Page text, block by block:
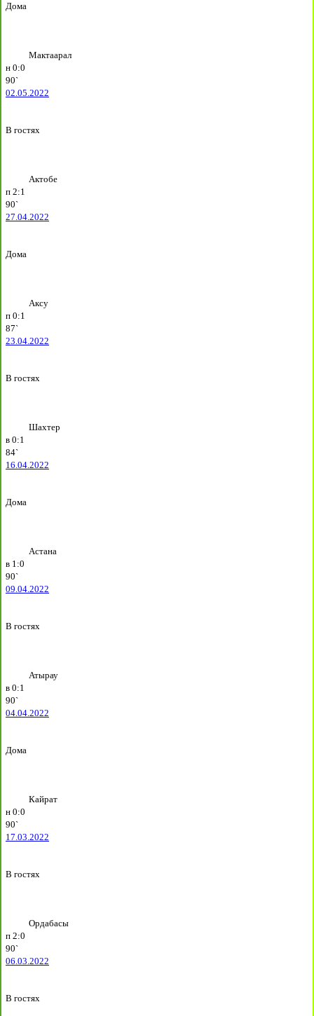
Дома
Мактаарал
н 0:0
90`
02.05.2022
В гостях
Актобе
п 2:1
90`
27.04.2022
Дома
Аксу
п 0:1
87`
23.04.2022
В гостях
Шахтер
в 0:1
84`
16.04.2022
Дома
Астана
в 1:0
90`
09.04.2022
В гостях
Атырау
в 0:1
90`
04.04.2022
Дома
Кайрат
н 0:0
90`
17.03.2022
В гостях
Ордабасы
п 2:0
90`
06.03.2022
В гостях